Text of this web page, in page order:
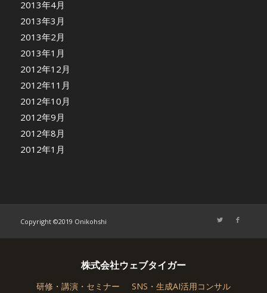
2013年4月
2013年3月
2013年2月
2013年1月
2012年12月
2012年11月
2012年10月
2012年9月
2012年8月
2012年1月
Copyright ©2019 Onikohshi
株式会社ウェブタイガー
研修・講演・セミナー SNS・生成AI活用コンサル